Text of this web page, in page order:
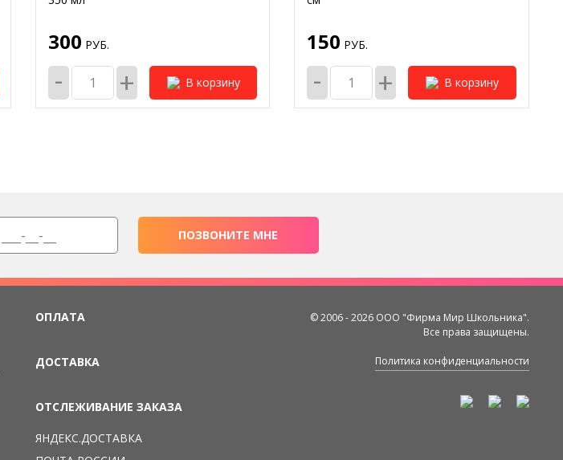
300 РУБ.
- + В корзину
150 РУБ.
- + В корзину
ПОЗВОНИТЕ МНЕ
ОПЛАТА
ДОСТАВКА
ОТСЛЕЖИВАНИЕ ЗАКАЗА
ЯНДЕКС.ДОСТАВКА
© 2006 - 2026 ООО "Фирма Мир Школьника".
Все права защищены.
Политика конфиденциальности